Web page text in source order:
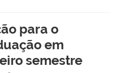
para o
em
semestre